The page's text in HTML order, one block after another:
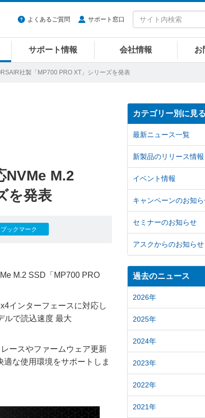
よくあるご質問 サポート窓口
サポート情報 会社情報 お
社製「MP700 PRO XT」シリーズを発表
NVMe M.2
を発表
ブックマーク
M.2 SSD「MP700 PRO
インターフェースに対応し
ルで読込速度 最大
ースやファームウェア更新
な使用環境をサポートしま
カテゴリー別に見る
最新ニュース一覧
新製品のリリース情報
イベント情報
キャンペーンのお知
セミナーのお知らせ
アスクからのお知らせ
過去のニュース
2026年
2025年
2024年
2023年
2022年
2021年